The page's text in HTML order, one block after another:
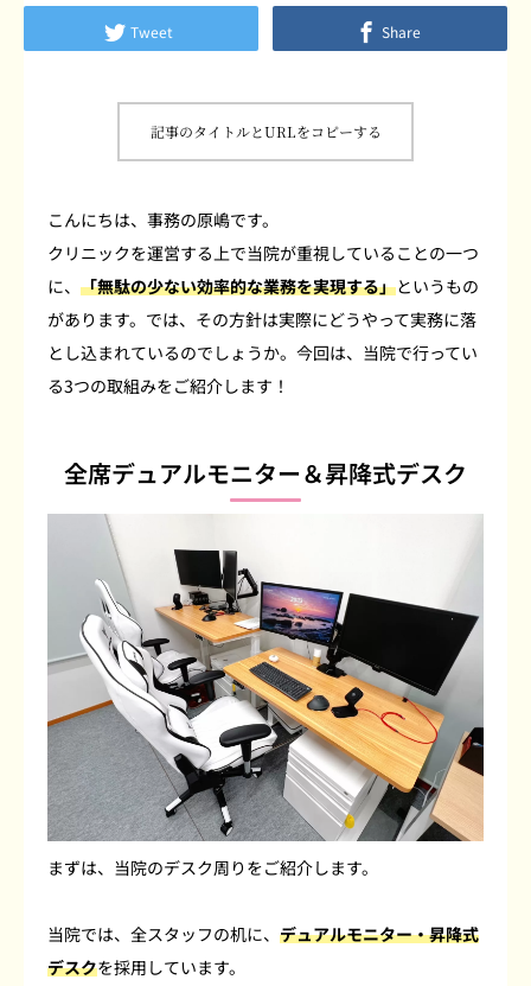
Tweet Share
記事のタイトルとURLをコピーする
こんにちは、事務の原嶋です。
クリニックを運営する上で当院が重視していることの一つ
に、 「無駄の少ない効率的な業務を実現する」というもの
があります。では、その方針は実際にどうやって実務に落
とし込まれているのでしょうか。今回は、当院で行ってい
る3つの取組みをご紹介します！
全席デュアルモニター＆昇降式デスク
まずは、当院のデスク周りをご紹介します。
当院では、全スタッフの机に、 デュアルモニター・昇降式
デスクを採用しています。
患者さまの声